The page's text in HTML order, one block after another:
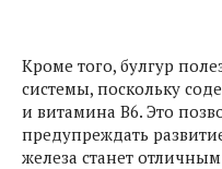
Кроме того, булгур
системы, поскольку
и витамина В6. Это
предупреждать
железа станет